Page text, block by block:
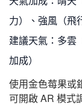
力）、強風（飛
建議天氣：多雲
加成）
使用金色莓果或
可開啟 AR 模式